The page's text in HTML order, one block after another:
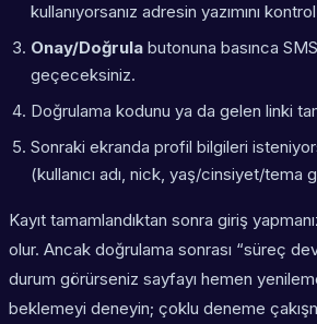
kullanıyorsanız adresin yazımını
Onay/Doğrula butonuna basınca
geçeceksiniz.
Doğrulama kodunu ya da gelen linki
Sonraki ekranda profil bilgileri
(kullanıcı adı, nick, yaş/cinsiyet/tema
Kayıt tamamlandıktan sonra giriş
olur. Ancak doğrulama sonrası “süreç
durum görürseniz sayfayı hemen
beklemeyi deneyin; çoklu deneme